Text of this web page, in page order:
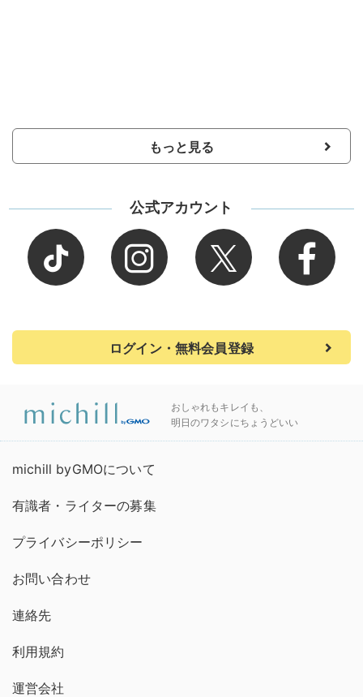
もっと見る
公式アカウント
ログイン・無料会員登録
おしゃれもキレイも、
明日のワタシにちょうどいい
michill byGMOについて
有識者・ライターの募集
プライバシーポリシー
お問い合わせ
連絡先
利用規約
運営会社